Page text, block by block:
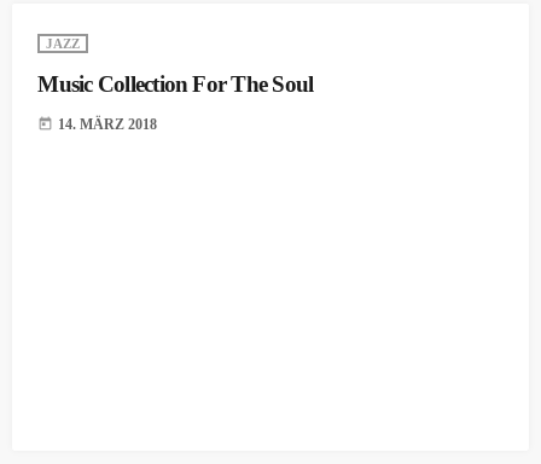
JAZZ
Music Collection For The Soul
today 14. MÄRZ 2018